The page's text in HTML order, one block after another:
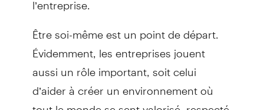
Être soi-même est un point de départ.
Évidemment, les entreprises jouent
aussi un rôle important, soit celui
d’aider à créer un environnement où
tout le monde se sent valorisé, respecté